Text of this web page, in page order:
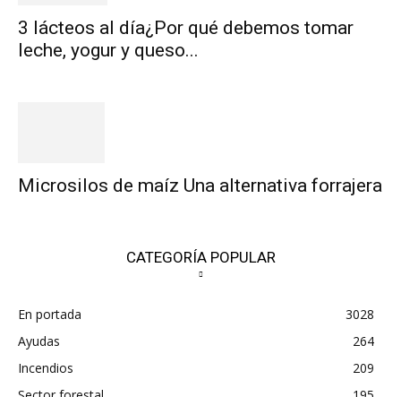
3 lácteos al día¿Por qué debemos tomar
leche, yogur y queso...
Microsilos de maíz Una alternativa forrajera
CATEGORÍA POPULAR
En portada
3028
Ayudas
264
Incendios
209